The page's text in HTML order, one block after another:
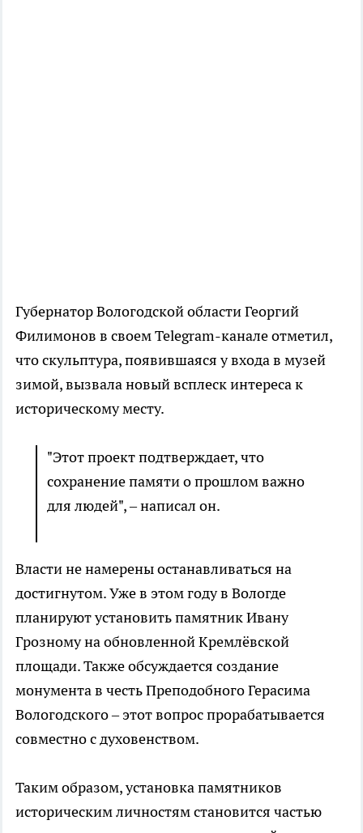
Губернатор Вологодской области Георгий
Филимонов в своем Telegram-канале отметил,
что скульптура, появившаяся у входа в музей
зимой, вызвала новый всплеск интереса к
историческому месту.
"Этот проект подтверждает, что
сохранение памяти о прошлом важно
для людей", – написал он.
Власти не намерены останавливаться на
достигнутом. Уже в этом году в Вологде
планируют установить памятник Ивану
Грозному на обновленной Кремлёвской
площади. Также обсуждается создание
монумента в честь Преподобного Герасима
Вологодского – этот вопрос прорабатывается
совместно с духовенством.
Таким образом, установка памятников
историческим личностям становится частью